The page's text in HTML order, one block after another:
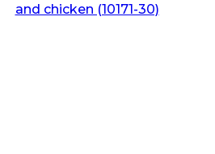
and chicken (10171-30)